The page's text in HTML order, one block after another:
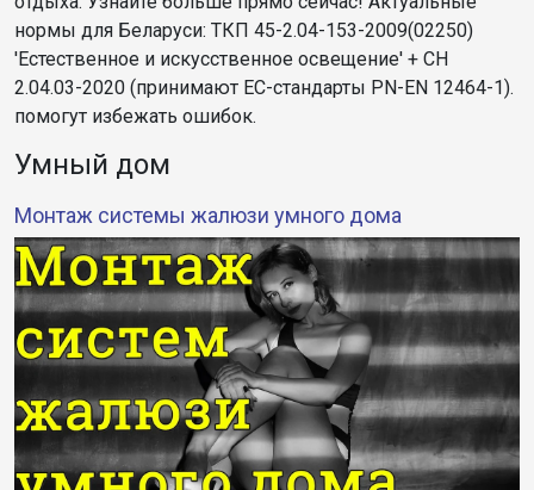
нормы для Беларуси: ТКП 45-2.04-153-2009(02250)
'Естественное и искусственное освещение' + СН
2.04.03-2020 (принимают ЕС-стандарты PN-EN 12464-1).
помогут избежать ошибок.​​
Умный дом
Монтаж системы жалюзи умного дома